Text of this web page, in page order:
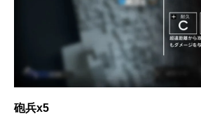
砲兵x5